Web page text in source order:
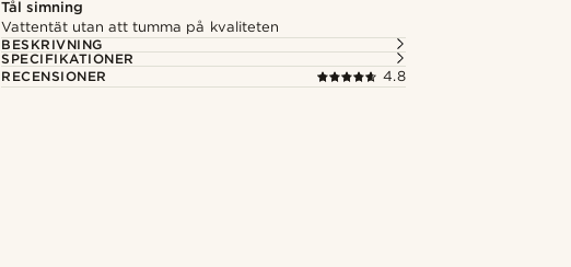
Tål simning
Vattentät utan att tumma på kvaliteten
BESKRIVNING
SPECIFIKATIONER
RECENSIONER
4.8